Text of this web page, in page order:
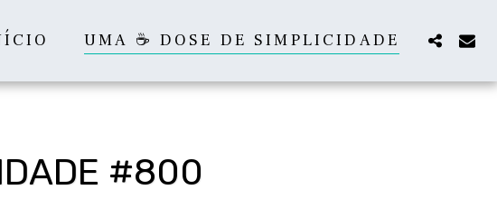
UMA ☕ DOSE DE SIMPLICIDADE
#800